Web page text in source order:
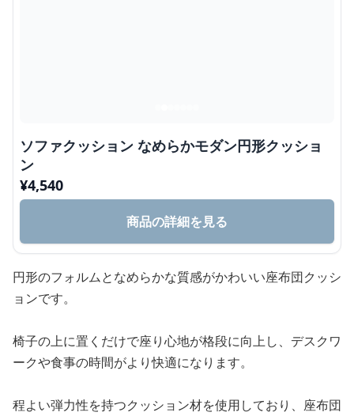
ソファクッション なめらかモダン円形クッショ
ン
¥4,540
商品の詳細を見る
円形のフォルムとなめらかな質感がかわいい座布団クッシ
ョンです。
椅子の上に置くだけで座り心地が格段に向上し、デスクワ
ークや食事の時間がより快適になります。
程よい弾力性を持つクッション材を使用しており、座布団